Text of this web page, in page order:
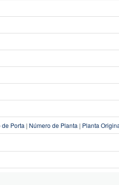
de Porta | Número de Planta | Planta